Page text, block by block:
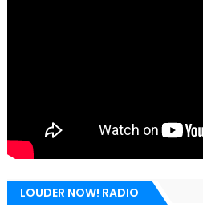
LOUDER NOW! RADIO